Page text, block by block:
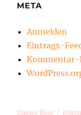
META
Anmelden
Eintrags-
Kommentar-
Dagies Blog